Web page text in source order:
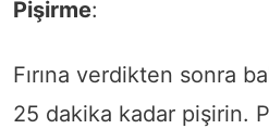
Pişirme:
Fırına verdikten sonra
25 dakika kadar pişirin.